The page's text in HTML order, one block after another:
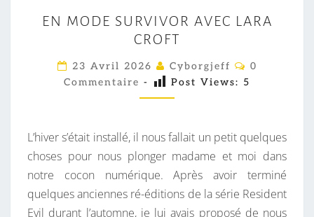
N
M
O
D
E
U
R
V
I
EN MODE SURVIVOR AVEC LARA
CROFT
23 Avril 2026 Cyborgjeff
C
M
A
I
R
E
0
Commentaire - Post Views: 5
L’hiver s’était installé, il nous fallait un petit quelques
choses pour nous plonger madame et moi dans
notre cocon numérique. Après avoir terminé
quelques anciennes ré-éditions de la série Resident
Evil durant l’automne, je lui avais proposé de nous